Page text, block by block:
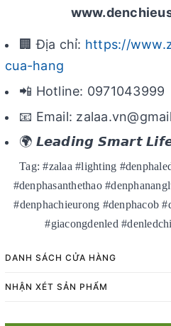
🏢 Địa chỉ: https://
cua-hang
📲 Hotline: 0971043999
📧 Email:
🌍 𝙇𝙚𝙖𝙙𝙞𝙣𝙜 𝙎𝙢𝙖𝙧𝙩
Tag: #zalaa #lighting
#denphasanthethao
#denphachieurong #denphacob
#giacongdenled
DANH SÁCH CỬA HÀNG
NHẬN XÉT SẢN PHẨM